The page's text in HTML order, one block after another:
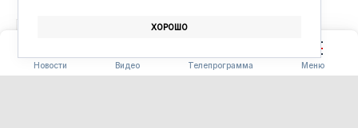
Новости Видео Телепрограмма Меню
АФИША
ХОРОШО